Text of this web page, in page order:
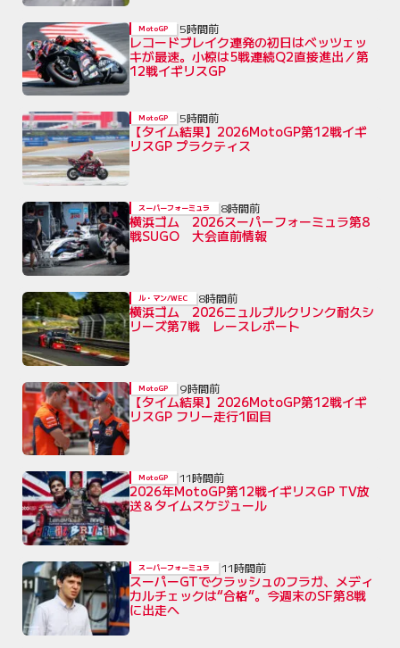
レコードブレイク連発の初日はベッツェッ
キが最速。小椋は5戦連続Q2直接進出／第
12戦イギリスGP
MotoGP 5時間前
【タイム結果】2026MotoGP第12戦イギ
リスGP プラクティス
MotoGP 5時間前
横浜ゴム 2026スーパーフォーミュラ第8
戦SUGO 大会直前情報
スーパーフォーミュラ 8時間前
横浜ゴム 2026ニュルブルクリンク耐久シ
リーズ第7戦 レースレポート
ル・マン/WEC 8時間前
【タイム結果】2026MotoGP第12戦イギ
リスGP フリー走行1回目
MotoGP 9時間前
2026年MotoGP第12戦イギリスGP TV放
送＆タイムスケジュール
MotoGP 11時間前
スーパーGTでクラッシュのフラガ、メディ
カルチェックは“合格”。今週末のSF第8戦
に出走へ
スーパーフォーミュラ 11時間前